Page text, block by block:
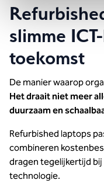
slimme
toekomst
De manier waarop
Het draait niet meer
duurzaam en
Refurbished laptops
combineren
dragen tegelijkertijd
technologie.